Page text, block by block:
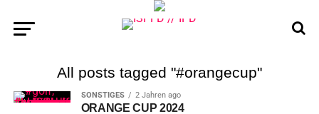
All posts tagged "#orangecup"
SONSTIGES 2 Jahren ago
ORANGE CUP 2024